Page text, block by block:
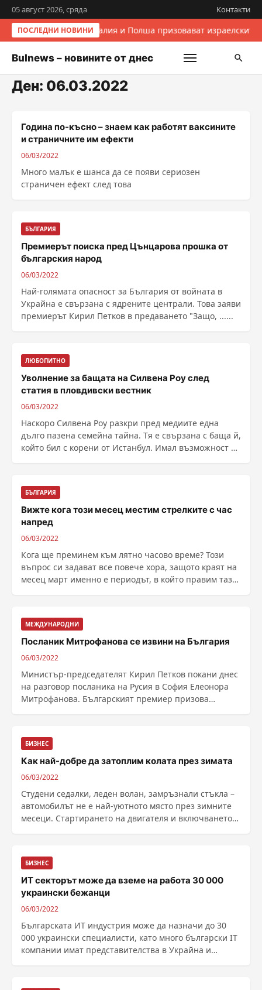
05 август 2026, сряда Контакти
ПОСЛЕДНИ НОВИНИИталия и Полша призовават
Bulnews – новините от днес
Ден: 06.03.2022
Година по-късно – знаем как работят ваксините
и страничните им ефекти
06/03/2022
Много малък е шанса да се появи сериозен
страничен ефект след това
БЪЛГАРИЯ
Премиерът поиска пред Цънцарова прошка от
българския народ
06/03/2022
Най-голямата опасност за България от войната в
Украйна е свързана с ядрените централи. Това заяви
премиерът Кирил Петков в предаването "Защо, ......
ЛЮБОПИТНО
Уволнение за бащата на Силвена Роу след
статия в пловдивски вестник
06/03/2022
Наскоро Силвена Роу разкри пред медиите една
дълго пазена семейна тайна. Тя е свързана с баща й,
който бил с корени от Истанбул. Имал възможност на
БЪЛГАРИЯ
Вижте кога този месец местим стрелките с час
напред
06/03/2022
Кога ще преминем към лятно часово време? Този
въпрос си задават все повече хора, защото краят на
месец март именно е периодът, в който правим тази
МЕЖДУНАРОДНИ
Посланик Митрофанова се извини на България
06/03/2022
Министър-председателят Кирил Петков покани днес
на разговор посланика на Русия в София Елеонора
Митрофанова. Българският премиер призова
БИЗНЕС
Как най-добре да затоплим колата през зимата
06/03/2022
Студени седалки, леден волан, замръзнали стъкла –
автомобилът не е най-уютното място през зимните
месеци. Стартирането на двигателя и включването
БИЗНЕС
ИТ секторът може да вземе на работа 30 000
украински бежанци
06/03/2022
Българската ИТ индустрия може да назначи до 30
000 украински специалисти, като много български IT
компании имат представителства в Украйна и